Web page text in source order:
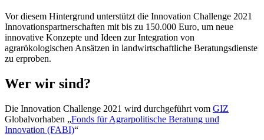
Vor diesem Hintergrund unterstützt die Innovation Challenge 2021
Innovationspartnerschaften mit bis zu 150.000 Euro, um neue
innovative Konzepte und Ideen zur Integration von
agrarökologischen Ansätzen in landwirtschaftliche Beratungsdienste
zu erproben.
Wer wir sind?
Die Innovation Challenge 2021 wird durchgeführt vom GIZ
Globalvorhaben „Fonds für Agrarpolitische Beratung und
Innovation (FABI)“